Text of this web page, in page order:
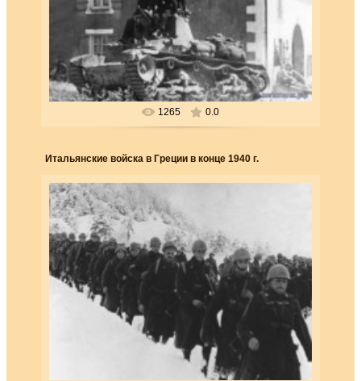
Танк 35 (t) в Румынии в 1940 г. Эти танки чеш-
ского производства использовались Германией
после аннекс...
Forester
1265 0.0
Итальянские войска в Греции в конце 1940 г.
25.03.2018
Итальянские войска в Греции в конце 1940 г.
Гитлера шокировало, что Муссолини начал
наступление на Балк...
Forester